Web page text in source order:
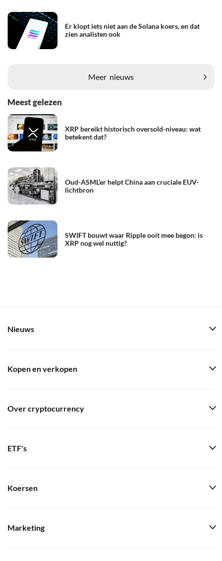
Er klopt iets niet aan de Solana koers, en dat
zien analisten ook
Meer nieuws
Meest gelezen
XRP bereikt historisch oversold-niveau: wat
betekent dat?
Oud-ASML’er helpt China aan cruciale EUV-
lichtbron
SWIFT bouwt waar Ripple ooit mee begon: is
XRP nog wel nuttig?
Nieuws
Kopen en verkopen
Over cryptocurrency
ETF's
Koersen
Marketing